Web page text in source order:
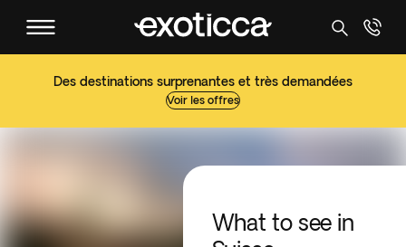
Des destinations surprenantes et très demandées
Voir les offres
What to see in